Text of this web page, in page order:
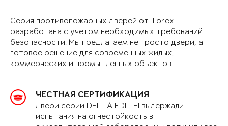
Серия противопожарных дверей от Torex
разработана с учетом необходимых требований
безопасности. Мы предлагаем не просто двери, а
готовое решение для современных жилых,
коммерческих и промышленных объектов.
ЧЕСТНАЯ СЕРТИФИКАЦИЯ
Двери серии DELTA FDL-EI выдержали
испытания на огнестойкость в